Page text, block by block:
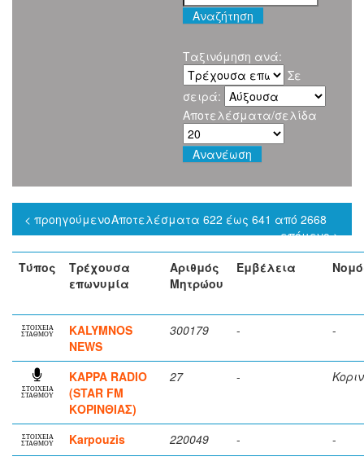
Ταξινόμηση ανά:
Σε
σειρά:
Αποτελέσματα/σελίδα
Αποτελέσματα 622 έως 641 από 2668
< προηγούμενο
επόμενο >
Τύπος
Τρέχουσα
επωνυμία
Αριθμός
Μητρώου
Εμβέλεια
ΣΤΟΙΧΕΙΑ
ΣΤΑΘΜΟΥ
KALYMNOS
NEWS
300179 - -
ΣΤΟΙΧΕΙΑ
ΣΤΑΘΜΟΥ
KAPPA RADIO
(STAR FM
ΚΟΡΙΝΘΙΑΣ)
27 -
ΣΤΟΙΧΕΙΑ
ΣΤΑΘΜΟΥ
Karpouzis 220049 - -